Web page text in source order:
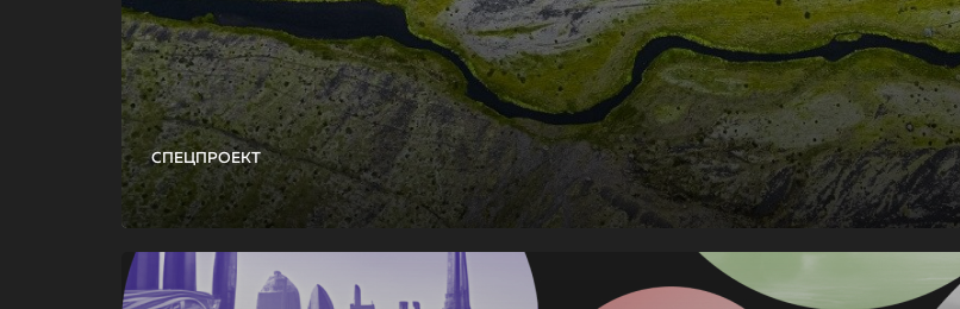
СПЕЦПРОЕКТ